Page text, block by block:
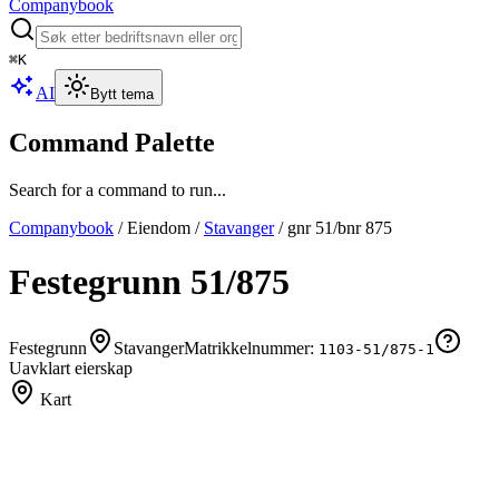
Companybook
⌘K
AI Bytt tema
Command Palette
Search for a command to run...
Companybook /Eiendom / Stavanger/ gnr 51/bnr875
Festegrunn 51/875
Festegrunn StavangerMatrikkelnummer: 1103-51/875-1
Uavklart eierskap
Kart